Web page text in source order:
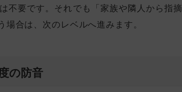
不要です。それでも「家族や隣人から指摘
合は、次のレベルへ進みます。
の防音